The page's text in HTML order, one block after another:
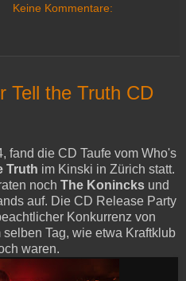
Keine Kommentare:
Tell the Truth CD
fand die CD Taufe vom Who's
Truth im Kinski in Zürich statt.
noch The Konincks und
auf. Die CD Release Party
Konkurrenz von
Tag, wie etwa Kraftklub
waren.